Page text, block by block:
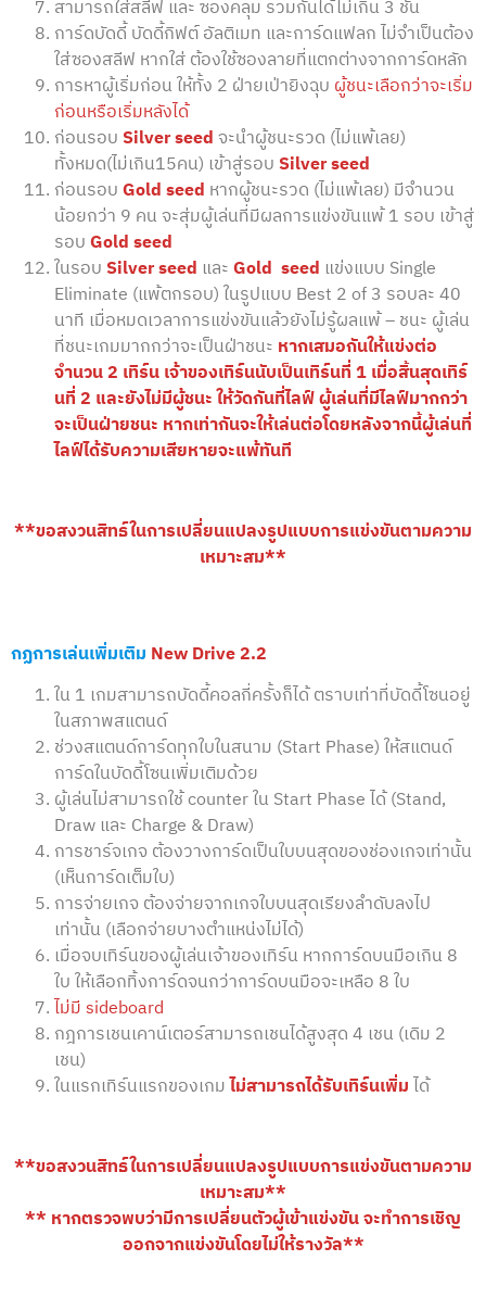
สามารถใส่สลีฟ และ ซองคลุม รวมกันได้ไม่เกิน 3 ชั้น
การ์ดบัดดี้ บัดดี้กิฟต์ อัลติเมท และการ์ดแฟลก ไม่จำเป็นต้อง
ใส่ซองสลีฟ หากใส่ ต้องใช้ซองลายที่แตกต่างจากการ์ดหลัก
การหาผู้เริ่มก่อน ให้ทั้ง 2 ฝ่ายเป่ายิงฉุบ ผู้ชนะเลือกว่าจะเริ่ม
ก่อนหรือเริ่มหลังได้
ก่อนรอบSilver seedจะนำผู้ชนะรวด (ไม่แพ้เลย)
ทั้งหมด(ไม่เกิน15คน) เข้าสู่รอบSilver seed
ก่อนรอบGold seed หากผู้ชนะรวด (ไม่แพ้เลย) มีจำนวน
น้อยกว่า 9 คน จะสุ่มผู้เล่นที่มีผลการแข่งขันแพ้ 1 รอบ เข้าสู่
รอบGold seed
ในรอบSilver seed และGold seed แข่งแบบ Single
Eliminate (แพ้ตกรอบ) ในรูปแบบ Best 2 of 3 รอบละ 40
นาที เมื่อหมดเวลาการแข่งขันแล้วยังไม่รู้ผลแพ้ – ชนะ ผู้เล่น
ที่ชนะเกมมากกว่าจะเป็นฝ่าชนะ หากเสมอกันให้แข่งต่อ
จำนวน 2 เทิร์น เจ้าของเทิร์นนับเป็นเทิร์นที่ 1 เมื่อสิ้นสุดเทิร์
นที่ 2 และยังไม่มีผู้ชนะ ให้วัดกันที่ไลฟ์ ผู้เล่นที่มีไลฟ์มากกว่า
จะเป็นฝ่ายชนะ หากเท่ากันจะให้เล่นต่อโดยหลังจากนี้ผู้เล่นที่
ไลฟ์ได้รับความเสียหายจะแพ้ทันที
**ขอสงวนสิทธ์ในการเปลี่ยนแปลงรูปแบบการแข่งขันตามความ
เหมาะสม**
กฏการเล่นเพิ่มเติม New Drive 2.2
ใน 1 เกมสามารถบัดดี้คอลกี่ครั้งก็ได้ ตราบเท่าที่บัดดี้โซนอยู่
ในสภาพสแตนด์
ช่วงสแตนด์การ์ดทุกใบในสนาม (Start Phase) ให้สแตนด์
การ์ดในบัดดี้โซนเพิ่มเติมด้วย
ผู้เล่นไม่สามารถใช้ counter ใน Start Phase ได้ (Stand,
Draw และ Charge & Draw)
การชาร์จเกจ ต้องวางการ์ดเป็นใบบนสุดของช่องเกจเท่านั้น
(เห็นการ์ดเต็มใบ)
การจ่ายเกจ ต้องจ่ายจากเกจใบบนสุดเรียงลำดับลงไป
เท่านั้น (เลือกจ่ายบางตำแหน่งไม่ได้)
เมื่อจบเทิร์นของผู้เล่นเจ้าของเทิร์น หากการ์ดบนมือเกิน 8
ใบ ให้เลือกทิ้งการ์ดจนกว่าการ์ดบนมือจะเหลือ 8 ใบ
ไม่มี sideboard
กฎการเชนเคาน์เตอร์สามารถเชนได้สูงสุด 4 เชน (เดิม 2
เชน)
ในแรกเทิร์นแรกของเกมไม่สามารถได้รับเทิร์นเพิ่มได้
**ขอสงวนสิทธ์ในการเปลี่ยนแปลงรูปแบบการแข่งขันตามความ
เหมาะสม**
** หากตรวจพบว่ามีการเปลี่ยนตัวผู้เข้าแข่งขัน จะทำการเชิญ
ออกจากแข่งขันโดยไม่ให้รางวัล**